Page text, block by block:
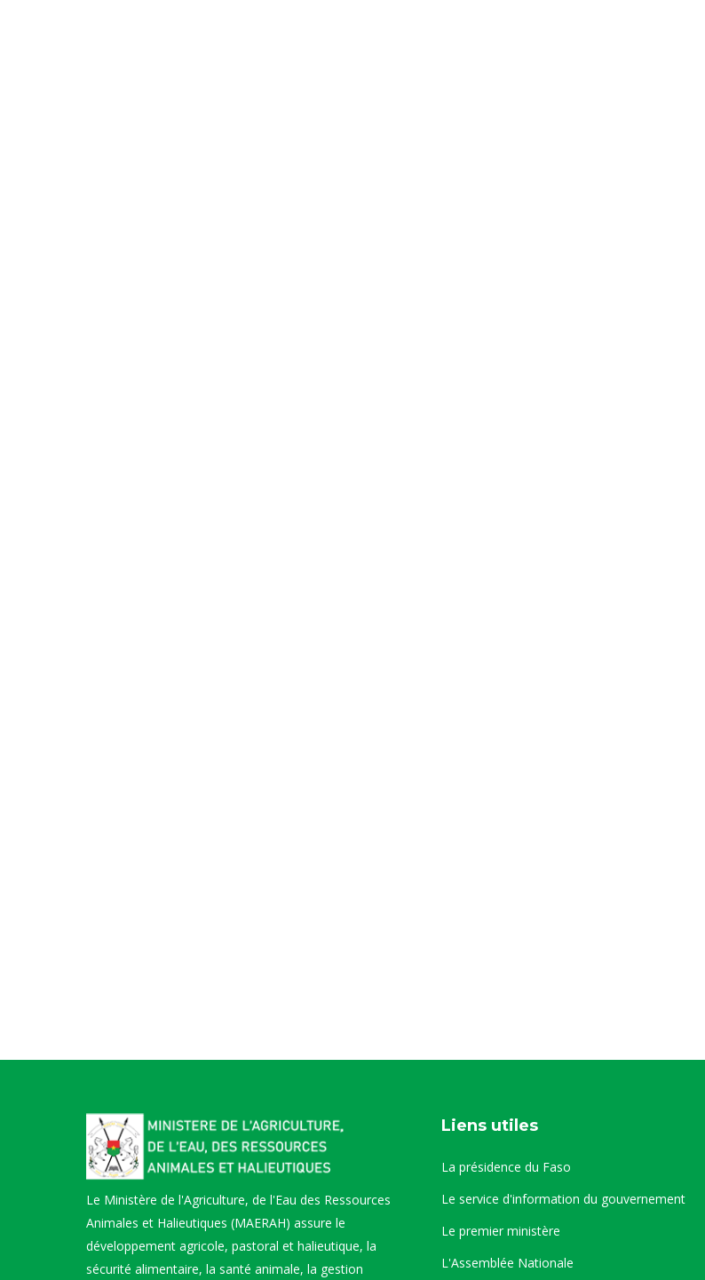
Le Ministère de l'Agriculture, de l'Eau des Ressources
Animales et Halieutiques (MAERAH) assure le
développement agricole, pastoral et halieutique, la
sécurité alimentaire, la santé animale, la gestion
Liens utiles
La présidence du Faso
Le service d'information du gouvernement
Le premier ministère
L'Assemblée Nationale